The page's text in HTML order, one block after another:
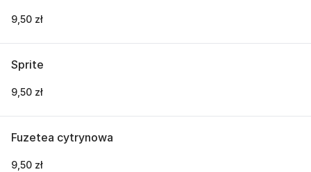
9,50 zł
Sprite
9,50 zł
Fuzetea cytrynowa
9,50 zł